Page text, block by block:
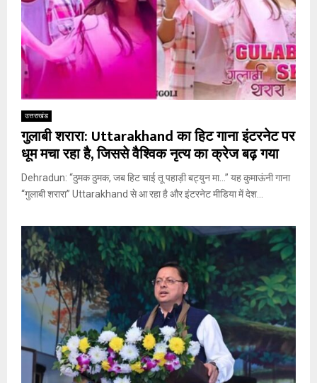
उत्तराखंड
गुलाबी शरारा: Uttarakhand का हिट गाना इंटरनेट पर
धूम मचा रहा है, जिससे वैश्विक नृत्य का क्रेज बढ़ गया
Dehradun: “ठुमक ठुमक, जब हिट चाई तू पहाड़ी बट्युन मा…” यह कुमाऊंनी गाना
“गुलाबी शरारा” Uttarakhand से आ रहा है और इंटरनेट मीडिया में देश...